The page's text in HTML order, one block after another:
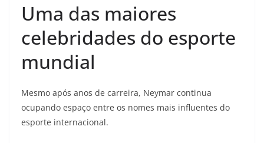
Uma das maiores
celebridades do esporte
mundial
Mesmo após anos de carreira, Neymar continua
ocupando espaço entre os nomes mais influentes do
esporte internacional.